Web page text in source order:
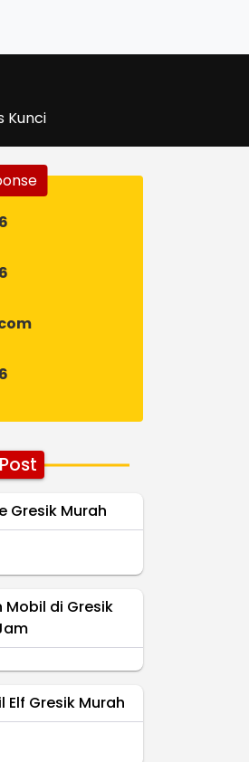
Kunci
Gresik Murah
Mobil di Gresik
Elf Gresik Murah